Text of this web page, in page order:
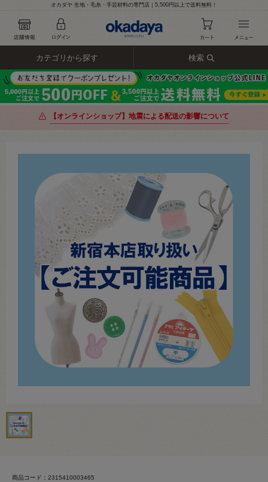
オカダヤ 生地・毛糸・手芸材料の専門店｜5,500円以上で送料無料！
カテゴリから探す 検索
【オンラインショップ】地震による配送の影響について
商品コード：2315410003465